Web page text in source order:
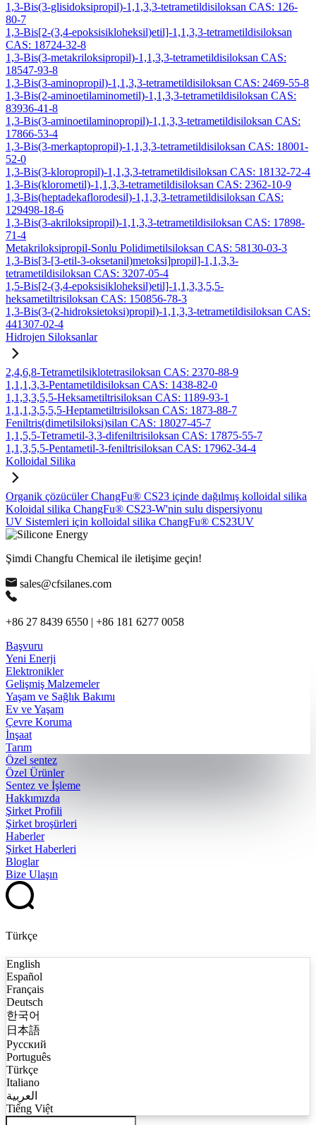
1,3-Bis(3-glisidoksipropil)-1,1,3,3-tetrametildisiloksan CAS: 126-
80-7
1,3-Bis[2-(3,4-epoksisikloheksil)etil]-1,1,3,3-tetrametildisiloksan
CAS: 18724-32-8
1,3-Bis(3-metakriloksipropil)-1,1,3,3-tetrametildisiloksan CAS:
18547-93-8
1,3-Bis(3-aminopropil)-1,1,3,3-tetrametildisiloksan CAS: 2469-55-8
1,3-Bis(2-aminoetilaminometil)-1,1,3,3-tetrametildisiloksan CAS:
83936-41-8
1,3-Bis(3-aminoetilaminopropil)-1,1,3,3-tetrametildisiloksan CAS:
17866-53-4
1,3-Bis(3-merkaptopropil)-1,1,3,3-tetrametildisiloksan CAS: 18001-
52-0
1,3-Bis(3-kloropropil)-1,1,3,3-tetrametildisiloksan CAS: 18132-72-4
1,3-Bis(klorometil)-1,1,3,3-tetrametildisiloksan CAS: 2362-10-9
1,3-Bis(heptadekaflorodesil)-1,1,3,3-tetrametildisiloksan CAS:
129498-18-6
1,3-Bis(3-akriloksipropil)-1,1,3,3-tetrametildisiloksan CAS: 17898-
71-4
Metakriloksipropil-Sonlu Polidimetilsiloksan CAS: 58130-03-3
1,3-Bis[3-[3-etil-3-oksetanil)metoksi]propil]-1,1,3,3-
tetrametildisiloksan CAS: 3207-05-4
1,5-Bis[2-(3,4-epoksisikloheksil)etil]-1,1,3,3,5,5-
heksametiltrisiloksan CAS: 150856-78-3
1,3-Bis(3-(2-hidroksietoksi)propil)-1,1,3,3-tetrametildisiloksan CAS:
441307-02-4
Hidrojen Siloksanlar
2,4,6,8-Tetrametilsiklotetrasiloksan CAS: 2370-88-9
1,1,1,3,3-Pentametildisiloksan CAS: 1438-82-0
1,1,3,3,5,5-Heksametiltrisiloksan CAS: 1189-93-1
1,1,1,3,5,5,5-Heptametiltrisiloksan CAS: 1873-88-7
Feniltris(dimetilsiloksi)silan CAS: 18027-45-7
1,1,5,5-Tetrametil-3,3-difeniltrisiloksan CAS: 17875-55-7
1,1,3,5,5-Pentametil-3-feniltrisiloksan CAS: 17962-34-4
Kolloidal Silika
Organik çözücüler ChangFu® CS23 içinde dağılmış kolloidal silika
Koloidal silika ChangFu® CS23-W'nin sulu dispersiyonu
UV Sistemleri için kolloidal silika ChangFu® CS23UV
Şimdi Changfu Chemical ile iletişime geçin!
sales@cfsilanes.com
+86 27 8439 6550 | +86 181 6277 0058
Başvuru
Yeni Enerji
Elektronikler
Gelişmiş Malzemeler
Yaşam ve Sağlık Bakımı
Ev ve Yaşam
Çevre Koruma
İnşaat
Tarım
Özel sentez
Özel Ürünler
Sentez ve İşleme
Hakkımızda
Şirket Profili
Şirket broşürleri
Haberler
Şirket Haberleri
Bloglar
Bize Ulaşın
Türkçe
English
Español
Français
Deutsch
한국어
日本語
Русский
Português
Türkçe
Italiano
العربية
Tiếng Việt